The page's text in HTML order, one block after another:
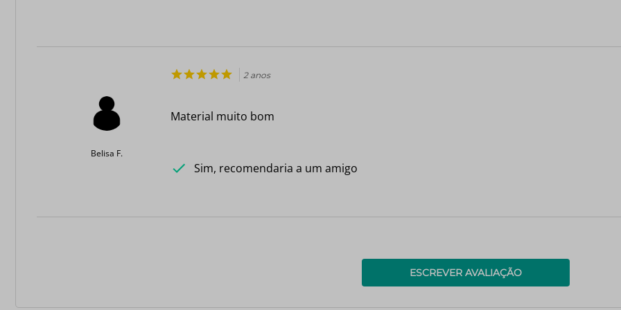
Belisa F.
2 anos
Material muito bom
Sim, recomendaria a um amigo
ESCREVER AVALIAÇÃO